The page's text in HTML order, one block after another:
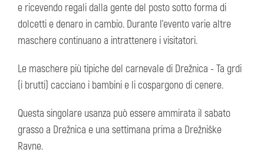
e ricevendo regali dalla gente del posto sotto forma di
dolcetti e denaro in cambio. Durante l'evento varie altre
maschere continuano a intrattenere i visitatori.
Le maschere più tipiche del carnevale di Drežnica - Ta grdi
(i brutti) cacciano i bambini e li cospargono di cenere.
Questa singolare usanza può essere ammirata il sabato
grasso a Drežnica e una settimana prima a Drežniške
Ravne.